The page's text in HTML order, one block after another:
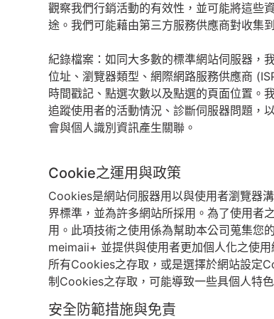
觀察我們行銷活動的有效性，並可能將這些
途。我們可能藉由第三方服務供應商對收集
紀錄檔案：如同大多數的標準網站伺服器，
位址、瀏覽器類型、網際網路服務供應商
時間戳記、點選次數以及點選的頁面位置。
追蹤使用者的活動情況、診斷伺服器問題，
會與個人識別資訊產生關聯。
Cookie之運用與政策
Cookies是網站伺服器用以與使用者瀏覽器
界標準，並為許多網站所採用。為了使用者
用。此項技術之使用係為幫助本公司蒐集您
meimaii+ 並提供與使用者更加個人化之使
所有Cookies之存取，或是選擇於網站設定
制Cookies之存取，可能導致一些具個人特
安全防範措施與免責